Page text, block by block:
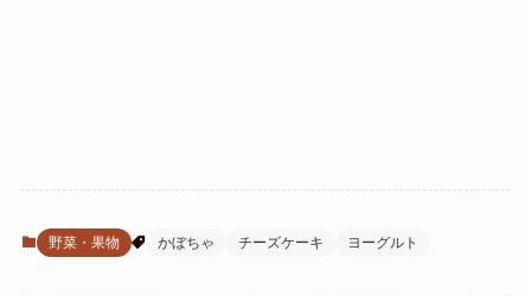
野菜・果物 かぼちゃ チーズケーキ ヨーグルト